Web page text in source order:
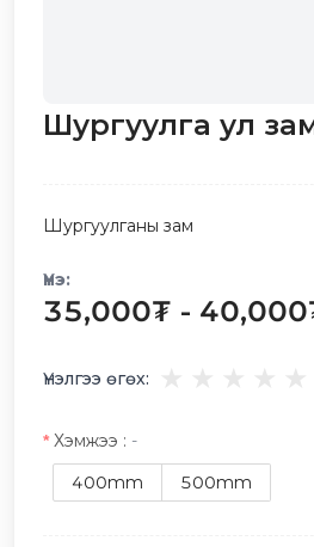
Шургуулга ул
Шургуулганы зам
Үнэ:
35,000₮ - 40,000
Үнэлгээ өгөх:
Хэмжээ : -
400mm
500mm